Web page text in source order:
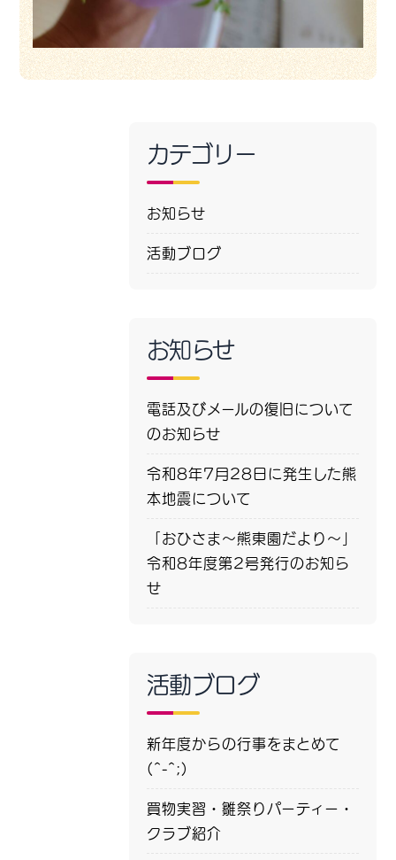
カテゴリー
お知らせ
活動ブログ
お知らせ
電話及びメールの復旧について
のお知らせ
令和8年7月28日に発生した熊
本地震について
「おひさま～熊東園だより～」
令和8年度第2号発行のお知ら
せ
活動ブログ
新年度からの行事をまとめて
(^-^;)
買物実習・雛祭りパーティー・
クラブ紹介